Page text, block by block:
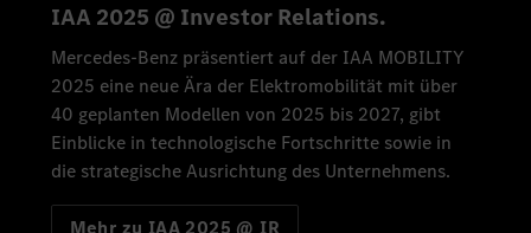
IAA 2025 @ Investor Relations.
Mercedes-Benz präsentiert auf der IAA MOBILITY
2025 eine neue Ära der Elektromobilität mit über
40 geplanten Modellen von 2025 bis 2027, gibt
Einblicke in technologische Fortschritte sowie in
die strategische Ausrichtung des Unternehmens.
Mehr zu IAA 2025 @ IR